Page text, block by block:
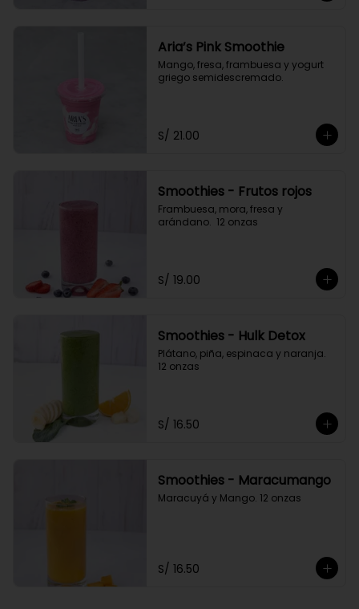
Aria’s Pink Smoothie
Mango, fresa, frambuesa y yogurt
griego semidescremado.
S/ 21.00
Smoothies - Frutos rojos
Frambuesa, mora, fresa y
arándano.  12 onzas
S/ 19.00
Smoothies - Hulk Detox
Plátano, piña, espinaca y naranja.
12 onzas
S/ 16.50
Smoothies - Maracumango
Maracuyá y Mango. 12 onzas
S/ 16.50